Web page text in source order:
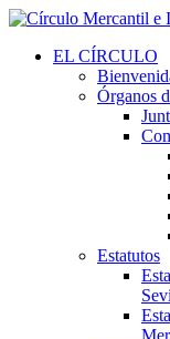
EL CÍRCULO
Órganos
Estatutos